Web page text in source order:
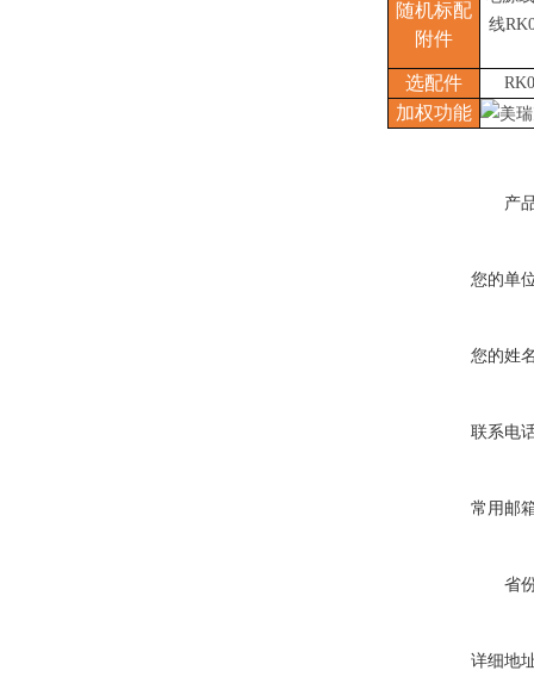
随机标配
附件
线
选配件
加权功能
产
您的单
您的姓
联系电
常用邮
省
详细地